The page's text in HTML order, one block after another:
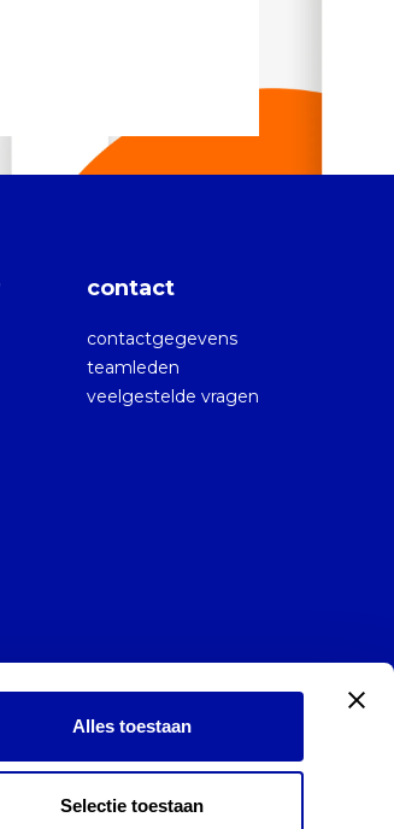
Alles toestaan
Selectie toestaan
contact
contactgegevens
teamleden
veelgestelde vragen